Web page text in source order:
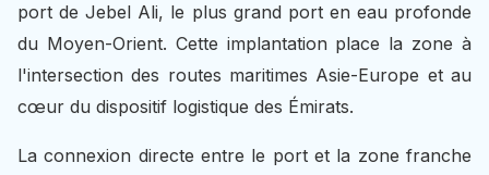
port de Jebel Ali, le plus grand port en eau profonde
du Moyen-Orient. Cette implantation place la zone à
l'intersection des routes maritimes Asie-Europe et au
cœur du dispositif logistique des Émirats.
La connexion directe entre le port et la zone franche